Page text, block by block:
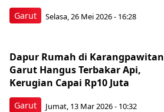
Garut Selasa, 26 Mei 2026 - 16:28
Garut
Dapur Rumah di Karangpawitan
Garut Hangus Terbakar Api,
Kerugian Capai Rp10 Juta
Jumat, 13 Mar 2026 - 10:32